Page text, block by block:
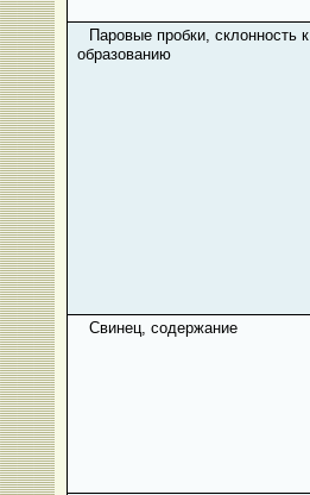
Паровые пробки, склонность к
образованию
Свинец, содержание